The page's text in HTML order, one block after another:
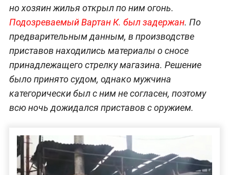
но хозяин жилья открыл по ним огонь.
Подозреваемый Вартан К. был задержан. По
предварительным данным, в производстве
приставов находились материалы о сносе
принадлежащего стрелку магазина. Решение
было принято судом, однако мужчина
категорически был с ним не согласен, поэтому
всю ночь дожидался приставов с оружием.